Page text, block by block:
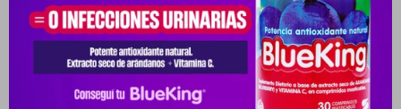
Productos que te pueden interesar